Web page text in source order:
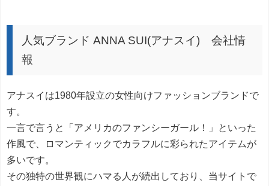
人気ブランド ANNA SUI(アナスイ) 会社情
報
アナスイは1980年設立の女性向けファッションブランドで
す。
一言で言うと「アメリカのファンシーガール！」といった
作風で、ロマンティックでカラフルに彩られたアイテムが
多いです。
その独特の世界観にハマる人が続出しており、当サイトで